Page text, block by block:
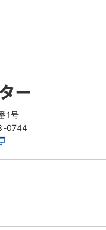
1号
0744